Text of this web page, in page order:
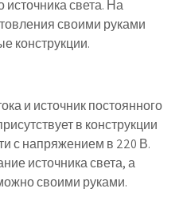
источника света. На
своими руками
конструкции.
и источник постоянного
в конструкции
с напряжением в 220 В.
источника света, а
своими руками.